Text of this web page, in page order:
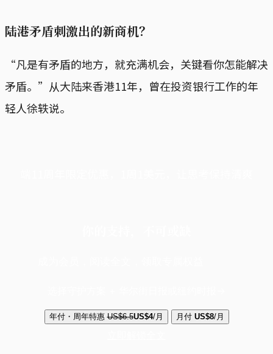
陆港矛盾刺激出的新商机？
“凡是有矛盾的地方，就充满机会，关键看你怎能解决
矛盾。”从大陆来香港11年，曾在投资银行工作的年
轻人徐轶说。
年付・周年特惠 US$6.5US$4/月 月付 US$8/月